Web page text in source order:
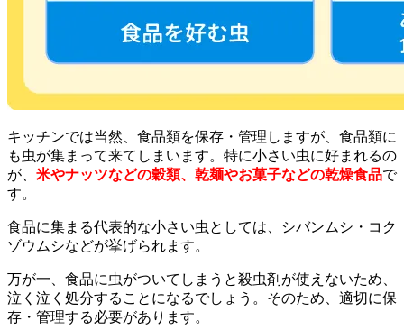
キッチンでは当然、食品類を保存・管理しますが、食品類に
も虫が集まって来てしまいます。特に小さい虫に好まれるの
が、 米やナッツなどの穀類、乾麺やお菓子などの乾燥食品で
す。
食品に集まる代表的な小さい虫としては、シバンムシ・コク
ゾウムシなどが挙げられます。
万が一、食品に虫がついてしまうと殺虫剤が使えないため、
泣く泣く処分することになるでしょう。そのため、適切に保
存・管理する必要があります。